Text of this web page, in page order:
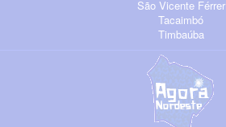
São Vicente Férrer
Tacaimbó
Timbaúba